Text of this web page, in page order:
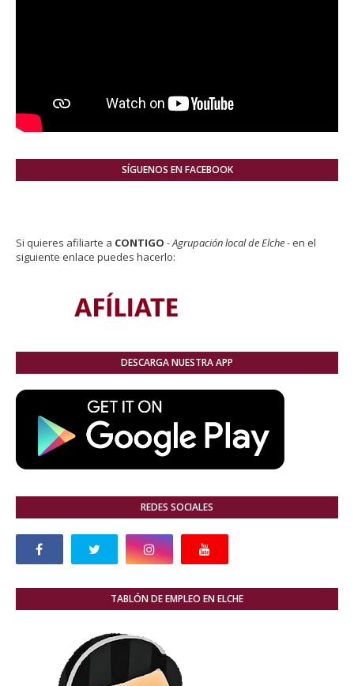
SÍGUENOS EN FACEBOOK
Si quieres afiliarte a CONTIGO - Agrupación local de Elche - en el
siguiente enlace puedes hacerlo:
DESCARGA NUESTRA APP
REDES SOCIALES
TABLÓN DE EMPLEO EN ELCHE